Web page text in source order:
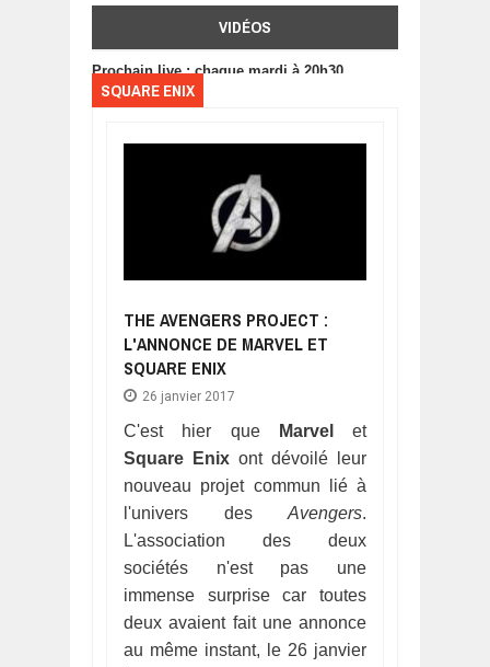
VIDÉOS
Prochain live : chaque mardi à 20h30
SQUARE ENIX
THE AVENGERS PROJECT :
L'ANNONCE DE MARVEL ET
SQUARE ENIX
26 janvier 2017
C'est hier que Marvel et
Square Enix ont dévoilé leur
nouveau projet commun lié à
l'univers des Avengers.
L'association des deux
sociétés n'est pas une
immense surprise car toutes
deux avaient fait une annonce
au même instant, le 26 janvier